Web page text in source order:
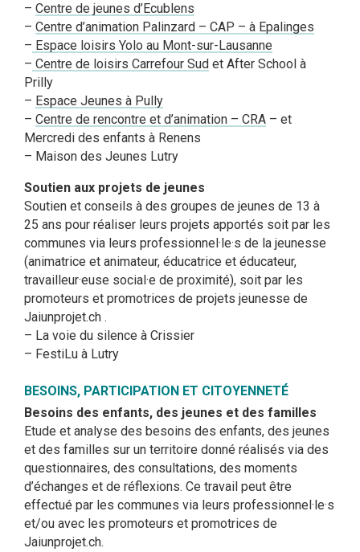
– Centre de jeunes d’Ecublens
– Centre d’animation Palinzard – CAP – à Epalinges
– Espace loisirs Yolo au Mont-sur-Lausanne
– Centre de loisirs Carrefour Sud et After School à
Prilly
– Espace Jeunes à Pully
– Centre de rencontre et d’animation – CRA – et
Mercredi des enfants à Renens
– Maison des Jeunes Lutry
Soutien aux projets de jeunes
Soutien et conseils à des groupes de jeunes de 13 à
25 ans pour réaliser leurs projets apportés soit par les
communes via leurs professionnel·le·s de la jeunesse
(animatrice et animateur, éducatrice et éducateur,
travailleur·euse social·e de proximité), soit par les
promoteurs et promotrices de projets jeunesse de
Jaiunprojet.ch .
– La voie du silence à Crissier
– FestiLu à Lutry
BESOINS, PARTICIPATION ET CITOYENNETÉ
Besoins des enfants, des jeunes et des familles
Etude et analyse des besoins des enfants, des jeunes
et des familles sur un territoire donné réalisés via des
questionnaires, des consultations, des moments
d’échanges et de réflexions. Ce travail peut être
effectué par les communes via leurs professionnel·le·s
et/ou avec les promoteurs et promotrices de
Jaiunprojet.ch.